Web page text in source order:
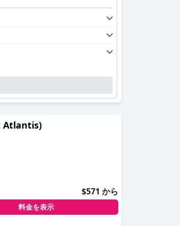
Atlantis)
$571 から
料金を表示